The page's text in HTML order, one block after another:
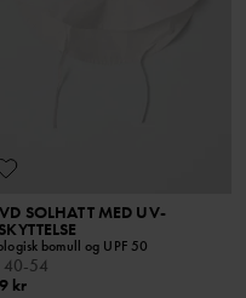
SOLHATT MED UV-
bomull og UPF 50
40-54
kr